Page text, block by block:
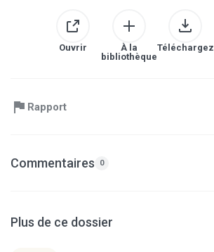
Ouvrir
À la
bibliothèque
Téléchargez
Rapport
Commentaires 0
Plus de ce dossier